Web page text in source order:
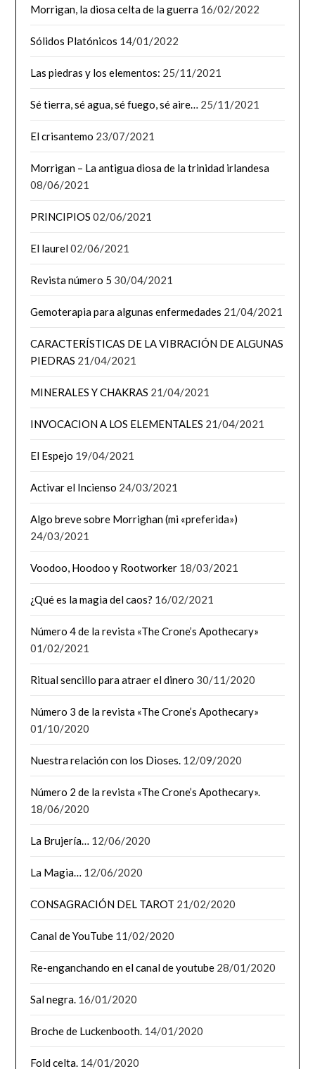
Morrigan, la diosa celta de la guerra 16/02/2022
Sólidos Platónicos 14/01/2022
Las piedras y los elementos: 25/11/2021
Sé tierra, sé agua, sé fuego, sé aire… 25/11/2021
El crisantemo 23/07/2021
Morrigan – La antigua diosa de la trinidad irlandesa
08/06/2021
PRINCIPIOS 02/06/2021
El laurel02/06/2021
Revista número 5 30/04/2021
Gemoterapia para algunas enfermedades 21/04/2021
CARACTERÍSTICAS DE LA VIBRACIÓN DE ALGUNAS
PIEDRAS 21/04/2021
MINERALES Y CHAKRAS 21/04/2021
INVOCACION A LOS ELEMENTALES 21/04/2021
El Espejo 19/04/2021
Activar el Incienso 24/03/2021
Algo breve sobre Morrighan (mi «preferida»)
24/03/2021
Voodoo, Hoodoo y Rootworker 18/03/2021
¿Qué es la magia del caos? 16/02/2021
Número 4 de la revista «The Crone’s Apothecary»
01/02/2021
Ritual sencillo para atraer el dinero 30/11/2020
Número 3 de la revista «The Crone’s Apothecary»
01/10/2020
Nuestra relación con los Dioses. 12/09/2020
Número 2 de la revista «The Crone’s Apothecary».
18/06/2020
La Brujería… 12/06/2020
La Magia… 12/06/2020
CONSAGRACIÓN DEL TAROT 21/02/2020
Canal de YouTube 11/02/2020
Re-enganchando en el canal de youtube 28/01/2020
Sal negra. 16/01/2020
Broche de Luckenbooth. 14/01/2020
Fold celta. 14/01/2020